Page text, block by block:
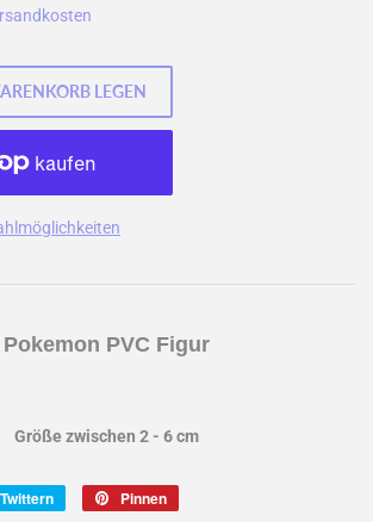
LEGEN
Pokemon PVC Figur
Größe zwischen 2 - 6 cm
Twittern Pinnen